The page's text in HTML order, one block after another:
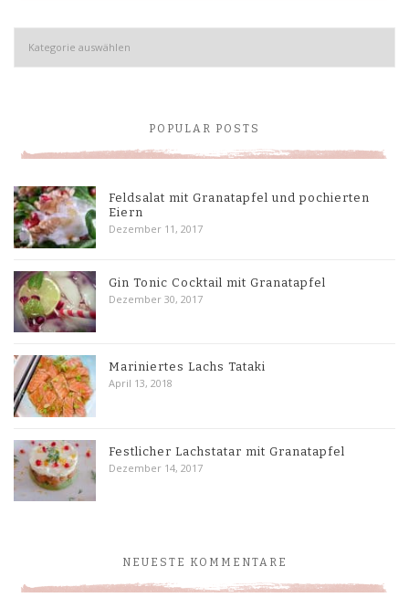
Kategorien
POPULAR POSTS
Feldsalat mit Granatapfel und pochierten
Eiern
Dezember 11, 2017
Gin Tonic Cocktail mit Granatapfel
Dezember 30, 2017
Mariniertes Lachs Tataki
April 13, 2018
Festlicher Lachstatar mit Granatapfel
Dezember 14, 2017
NEUESTE KOMMENTARE